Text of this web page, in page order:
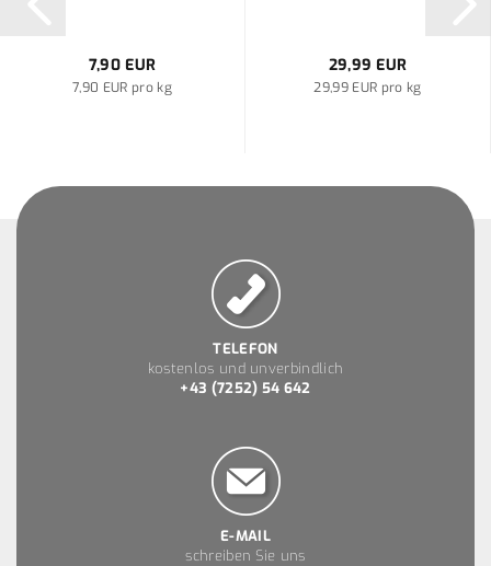
7,90 EUR
7,90 EUR pro kg
29,99 EUR
29,99 EUR pro kg
TELEFON
kostenlos und unverbindlich
+43 (7252) 54 642
E-MAIL
schreiben Sie uns